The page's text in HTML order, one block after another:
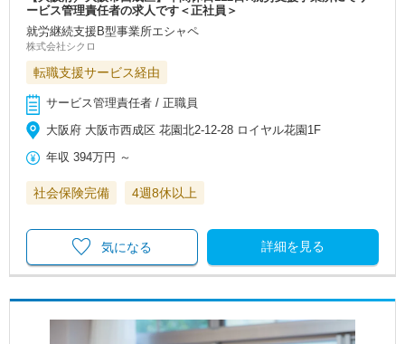
ービス管理責任者の求人です＜正社員＞
就労継続支援B型事業所エシャペ
株式会社シクロ
転職支援サービス経由
サービス管理責任者 / 正職員
大阪府 大阪市西成区 花園北2-12-28 ロイヤル花園1F
年収 394万円 ～
社会保険完備 4週8休以上
詳細を見る
気になる